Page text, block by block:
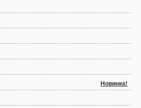
Новинка!